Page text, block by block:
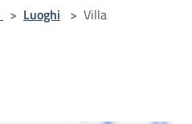
> Luoghi > Villa